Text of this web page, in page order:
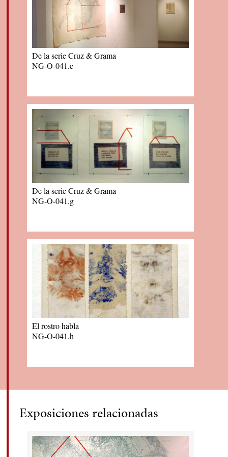
De la serie Cruz & Grama
NG-O-041.e
De la serie Cruz & Grama
NG-O-041.g
El rostro habla
NG-O-041.h
Exposiciones relacionadas